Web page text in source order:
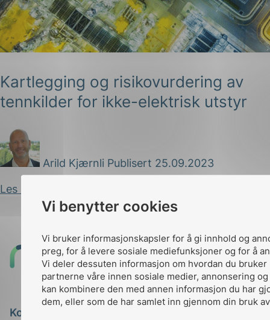
Vi benytter cookies
Vi bruker informasjonskapsler for å gi innhold og
preg, for å levere sosiale mediefunksjoner og for å
Vi deler dessuten informasjon om hvordan du
partnerne våre innen sosiale medier, annonsering
kan kombinere den med annen informasjon du har
dem, eller som de har samlet inn gjennom din bruk
Kartlegging og risikovurdering av
tennkilder for ikke-elektrisk utstyr
Arild Kjærnli Publisert 25.09.2023
Les innlegg
Kontakt oss
Til
toppen